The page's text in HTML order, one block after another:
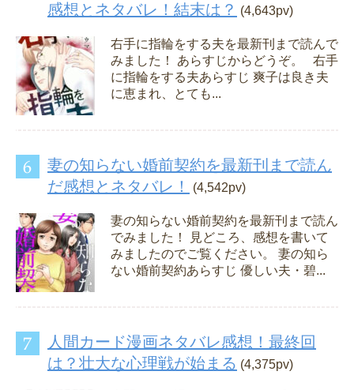
感想とネタバレ！結末は？ (4,643pv)
右手に指輪をする夫を最新刊まで読んで
みました！ あらすじからどうぞ。 右手
に指輪をする夫あらすじ 爽子は良き夫
に恵まれ、とても...
妻の知らない婚前契約を最新刊まで読ん
だ感想とネタバレ！
(4,542pv)
妻の知らない婚前契約を最新刊まで読ん
でみました！ 見どころ、感想を書いて
みましたのでご覧ください。 妻の知ら
ない婚前契約あらすじ 優しい夫・碧...
人間カード漫画ネタバレ感想！最終回
は？壮大な心理戦が始まる (4,375pv)